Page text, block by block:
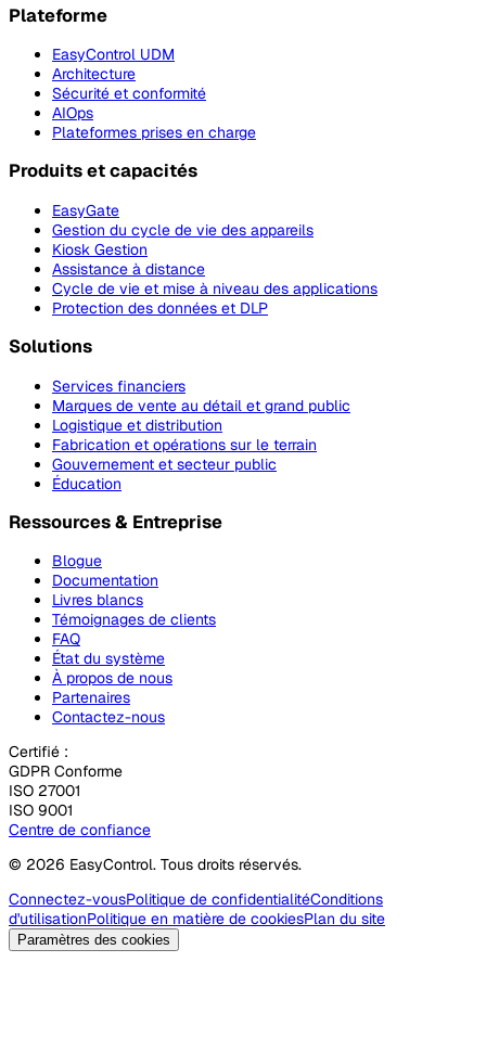
Plateforme
EasyControl UDM
Architecture
Sécurité et conformité
AIOps
Plateformes prises en charge
Produits et capacités
EasyGate
Gestion du cycle de vie des appareils
Kiosk Gestion
Assistance à distance
Cycle de vie et mise à niveau des applications
Protection des données et DLP
Solutions
Services financiers
Marques de vente au détail et grand public
Logistique et distribution
Fabrication et opérations sur le terrain
Gouvernement et secteur public
Éducation
Ressources & Entreprise
Blogue
Documentation
Livres blancs
Témoignages de clients
FAQ
État du système
À propos de nous
Partenaires
Contactez-nous
Certifié :
GDPR Conforme
ISO 27001
ISO 9001
Centre de confiance
© 2026 EasyControl. Tous droits réservés.
Connectez-vousPolitique de confidentialitéConditions
d'utilisationPolitique en matière de cookiesPlan du site
Paramètres des cookies